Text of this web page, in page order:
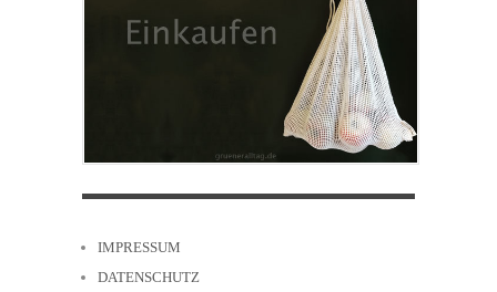
IMPRESSUM
DATENSCHUTZ